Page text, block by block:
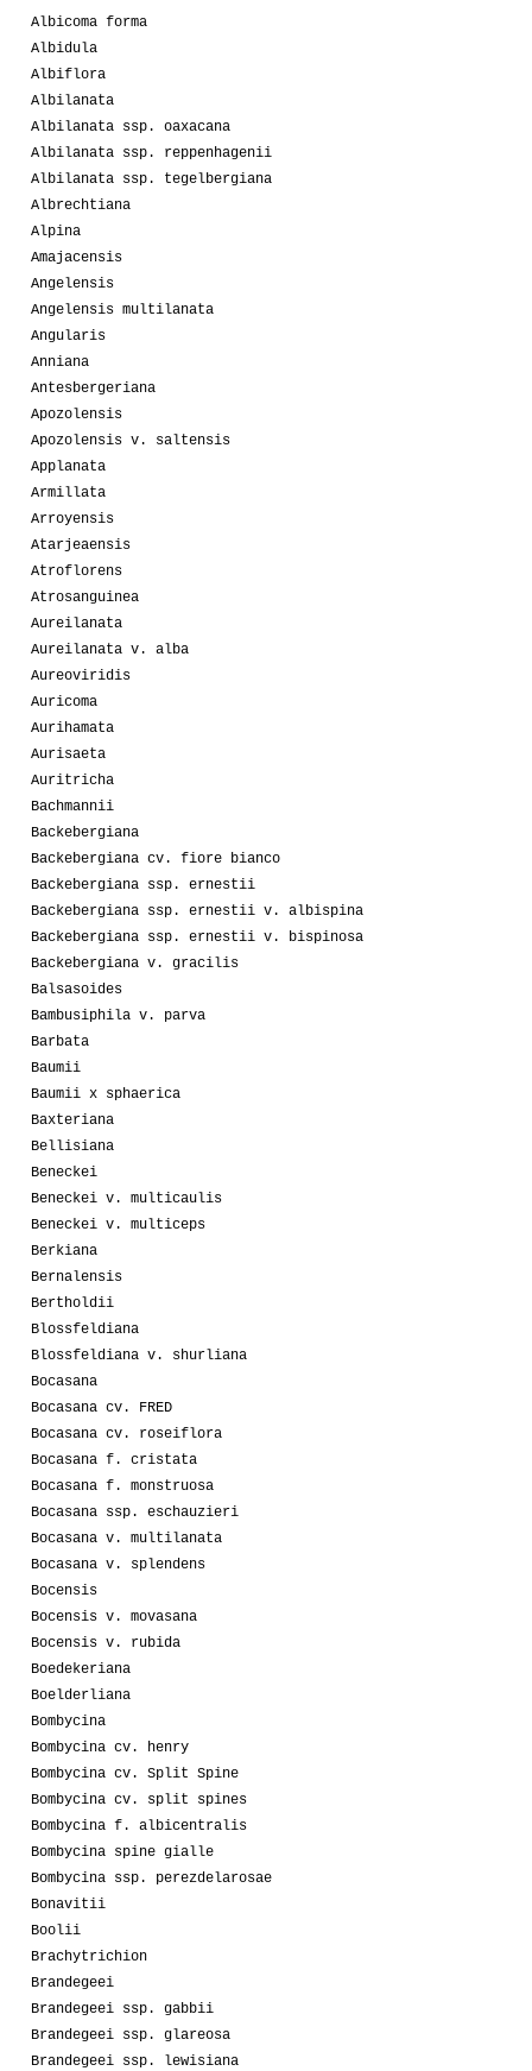
Albicoma forma
Albidula
Albiflora
Albilanata
Albilanata ssp. oaxacana
Albilanata ssp. reppenhagenii
Albilanata ssp. tegelbergiana
Albrechtiana
Alpina
Amajacensis
Angelensis
Angelensis multilanata
Angularis
Anniana
Antesbergeriana
Apozolensis
Apozolensis v. saltensis
Applanata
Armillata
Arroyensis
Atarjeaensis
Atroflorens
Atrosanguinea
Aureilanata
Aureilanata v. alba
Aureoviridis
Auricoma
Aurihamata
Aurisaeta
Auritricha
Bachmannii
Backebergiana
Backebergiana cv. fiore bianco
Backebergiana ssp. ernestii
Backebergiana ssp. ernestii v. albispina
Backebergiana ssp. ernestii v. bispinosa
Backebergiana v. gracilis
Balsasoides
Bambusiphila v. parva
Barbata
Baumii
Baumii x sphaerica
Baxteriana
Bellisiana
Beneckei
Beneckei v. multicaulis
Beneckei v. multiceps
Berkiana
Bernalensis
Bertholdii
Blossfeldiana
Blossfeldiana v. shurliana
Bocasana
Bocasana cv. FRED
Bocasana cv. roseiflora
Bocasana f. cristata
Bocasana f. monstruosa
Bocasana ssp. eschauzieri
Bocasana v. multilanata
Bocasana v. splendens
Bocensis
Bocensis v. movasana
Bocensis v. rubida
Boedekeriana
Boelderliana
Bombycina
Bombycina cv. henry
Bombycina cv. Split Spine
Bombycina cv. split spines
Bombycina f. albicentralis
Bombycina spine gialle
Bombycina ssp. perezdelarosae
Bonavitii
Boolii
Brachytrichion
Brandegeei
Brandegeei ssp. gabbii
Brandegeei ssp. glareosa
Brandegeei ssp. lewisiana